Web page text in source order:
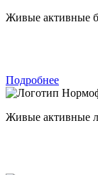
Живые активные
Подробнее
Живые активные